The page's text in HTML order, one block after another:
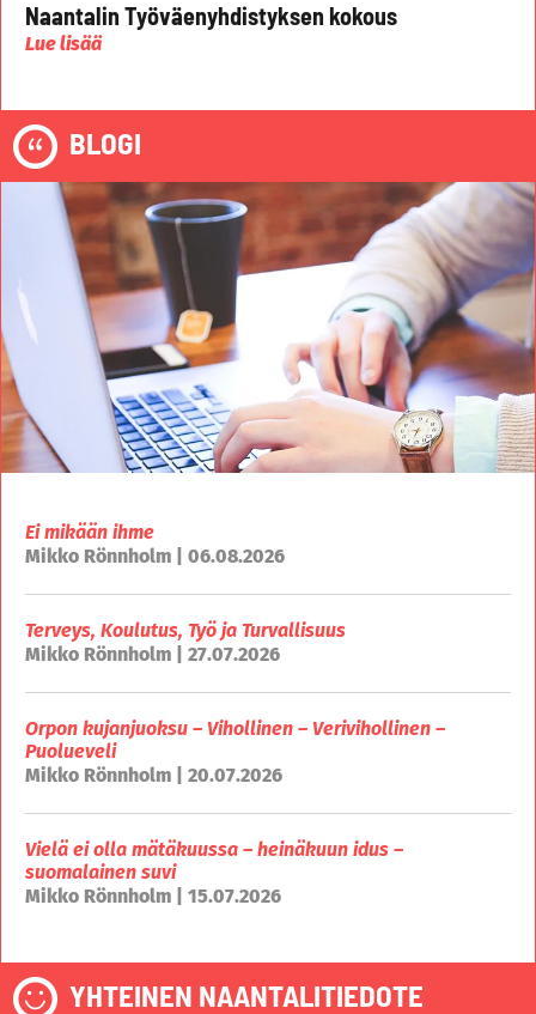
Naantalin Työväenyhdistyksen kokous
Lue lisää
BLOGI
Ei mikään ihme
Mikko Rönnholm | 06.08.2026
Terveys, Koulutus, Työ ja Turvallisuus
Mikko Rönnholm | 27.07.2026
Orpon kujanjuoksu – Vihollinen – Verivihollinen –
Puolueveli
Mikko Rönnholm | 20.07.2026
Vielä ei olla mätäkuussa – heinäkuun idus –
suomalainen suvi
Mikko Rönnholm | 15.07.2026
YHTEINEN NAANTALITIEDOTE